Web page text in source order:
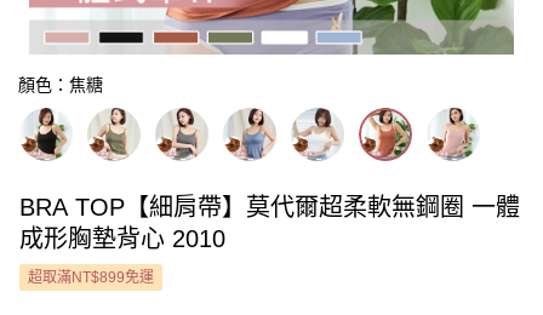
顏色：焦糖
BRA TOP【細肩帶】莫代爾超柔軟無鋼圈 一體
成形胸墊背心 2010
超取滿NT$899免運